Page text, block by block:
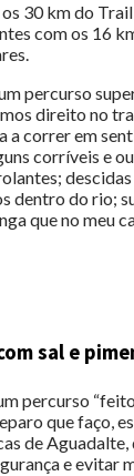
30 km do Trail
com os 16
percurso
direito no
a correr em
corríveis e
dentro do rio;
que no meu
sal e
percurso
que faço,
de Aguadalte,
e evitar